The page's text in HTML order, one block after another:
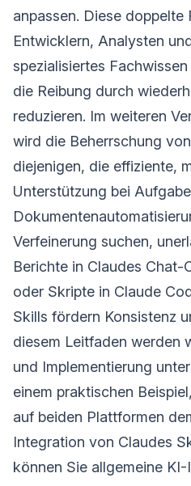
anpassen. Diese
Entwicklern, Analysten
spezialisiertes
die Reibung durch
reduzieren. Im weiteren
wird die Beherrschung
diejenigen, die effiziente,
Unterstützung bei
Verfeinerung suchen,
Berichte in Claudes Chat-
oder Skripte in Claude
Skills fördern Konsistenz
diesem Leitfaden werden
und Implementierung
einem praktischen
auf beiden Plattformen
Integration von Claudes
können Sie allgemeine